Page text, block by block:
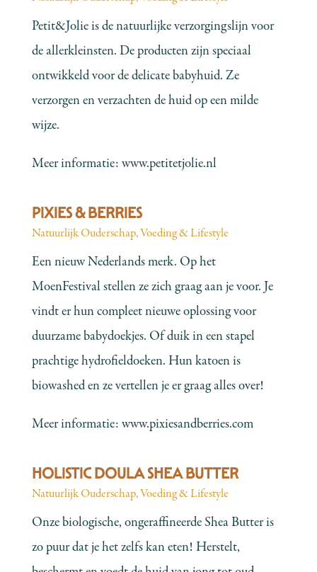
Petit&Jolie is de natuurlijke verzorgingslijn voor
de allerkleinsten. De producten zijn speciaal
ontwikkeld voor de delicate babyhuid. Ze
verzorgen en verzachten de huid op een milde
wijze.
Meer informatie:www.petitetjolie.nl
PIXIES & BERRIES
Natuurlijk Ouderschap,Voeding & Lifestyle
Een nieuw Nederlands merk. Op het
MoenFestival stellen ze zich graag aan je voor. Je
vindt er hun compleet nieuwe oplossing voor
duurzame babydoekjes. Of duik in een stapel
prachtige hydrofieldoeken. Hun katoen is
biowashed en ze vertellen je er graag alles over!
Meer informatie:www.pixiesandberries.com
HOLISTIC DOULA SHEA BUTTER
Natuurlijk Ouderschap,Voeding & Lifestyle
Onze biologische, ongeraffineerde Shea Butter is
zo puur dat je het zelfs kan eten! Herstelt,